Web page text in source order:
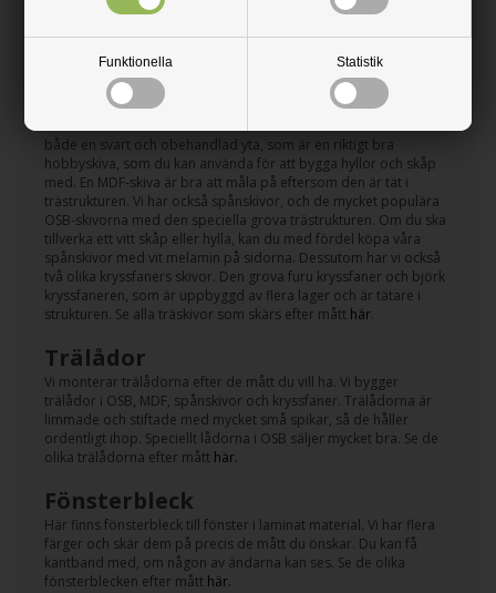
Funktionella Statistik
på skärmen, och du kan lägga varan i varukorgen. 5-7 vardagar
senare har du varan hemma hos dig.
Träskivor
Vi har ett stort urval med olika träskivor, som alla skärs precis
både en svart och obehandlad yta, som är en riktigt bra
hobbyskiva, som du kan använda för att bygga hyllor och skåp
med. En MDF-skiva är bra att måla på eftersom den är tät i
trästrukturen. Vi har också spånskivor, och de mycket populära
OSB-skivorna med den speciella grova trästrukturen. Om du ska
tillverka ett vitt skåp eller hylla, kan du med fördel köpa våra
spånskivor med vit melamin på sidorna. Dessutom har vi också
två olika kryssfaners skivor. Den grova furu kryssfaner och björk
kryssfaneren, som är uppbyggd av flera lager och är tätare i
strukturen. Se alla träskivor som skärs efter mått här.
Trälådor
Vi monterar trälådorna efter de mått du vill ha. Vi bygger
trälådor i OSB, MDF, spånskivor och kryssfaner. Trälådorna är
limmade och stiftade med mycket små spikar, så de håller
ordentligt ihop. Speciellt lådorna i OSB säljer mycket bra. Se de
olika trälådorna efter mått här.
Fönsterbleck
Här finns fönsterbleck till fönster i laminat material. Vi har flera
färger och skär dem på precis de mått du önskar. Du kan få
kantband med, om någon av ändarna kan ses. Se de olika
fönsterblecken efter mått här.